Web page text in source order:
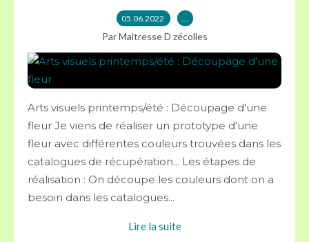
05.06.2022 …
Par Maitresse D zécolles
Arts visuels printemps/été : Découpage d'une
fleur Je viens de réaliser un prototype d'une
fleur avec différentes couleurs trouvées dans les
catalogues de récupération... Les étapes de
réalisation : On découpe les couleurs dont on a
besoin dans les catalogues...
Lire la suite